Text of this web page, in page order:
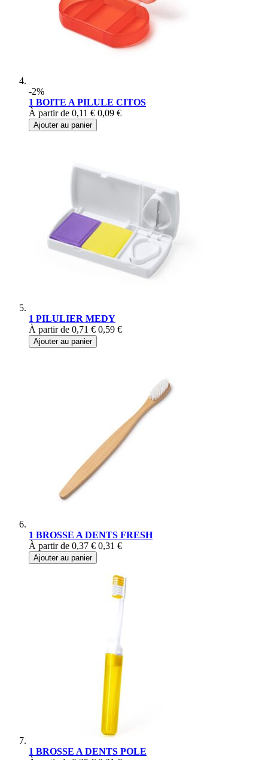
-2%
1 BOITE A PILULE CITOS
À partir de 0,11 € 0,09 €
Ajouter au panier
1 PILULIER MEDY
À partir de 0,71 € 0,59 €
Ajouter au panier
1 BROSSE A DENTS FRESH
À partir de 0,37 € 0,31 €
Ajouter au panier
1 BROSSE A DENTS POLE